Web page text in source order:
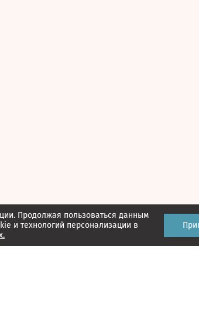
Продолжая пользоваться данным
и технологий персонализации в